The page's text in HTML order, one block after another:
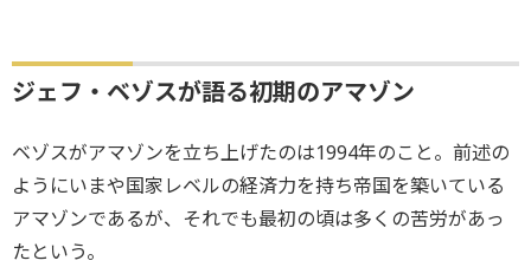
ジェフ・ベゾスが語る初期のアマゾン
ベゾスがアマゾンを立ち上げたのは1994年のこと。前述の
ようにいまや国家レベルの経済力を持ち帝国を築いている
アマゾンであるが、それでも最初の頃は多くの苦労があっ
たという。